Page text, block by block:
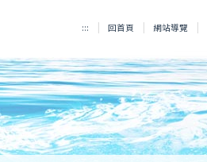
::: 回首頁 網站導覽